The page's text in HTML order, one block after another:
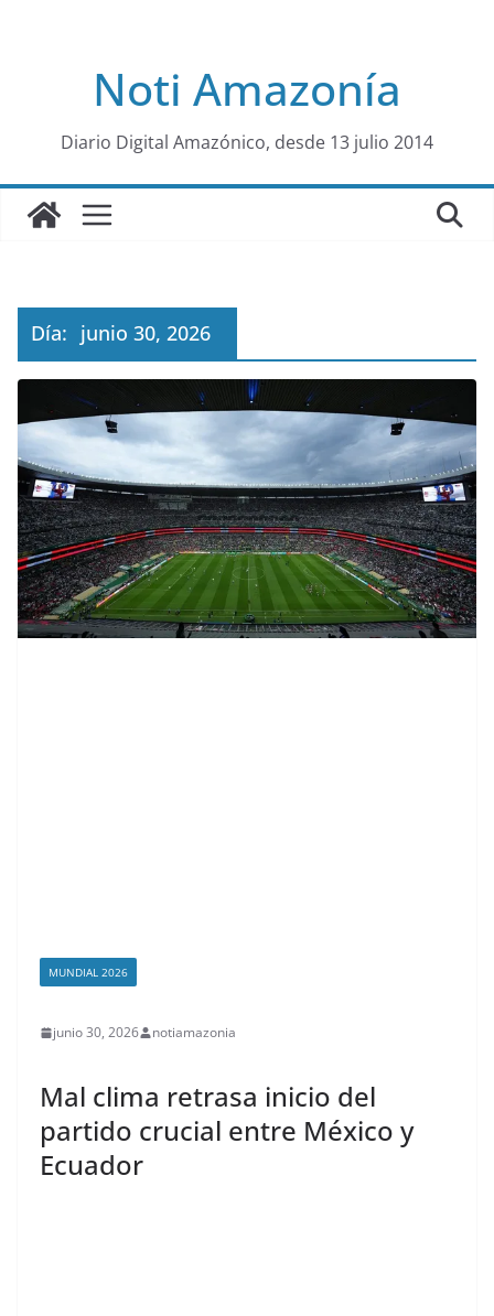
al
Noti Amazonía
Diario Digital Amazónico, desde 13 julio 2014
Día: junio 30, 2026
MUNDIAL 2026
junio 30, 2026 notiamazonia
Mal clima retrasa inicio del
partido crucial entre México y
Ecuador